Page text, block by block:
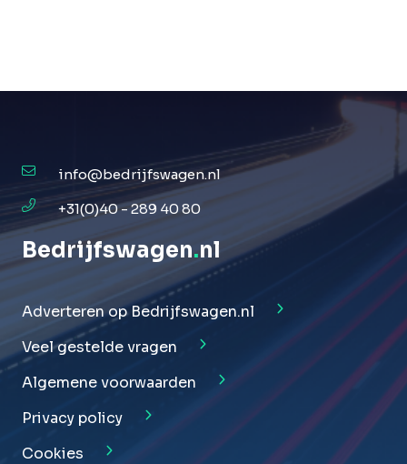
info@bedrijfswagen.nl
+31(0)40 - 289 40 80
Bedrijfswagen.nl
Adverteren op Bedrijfswagen.nl
Veel gestelde vragen
Algemene voorwaarden
Privacy policy
Cookies